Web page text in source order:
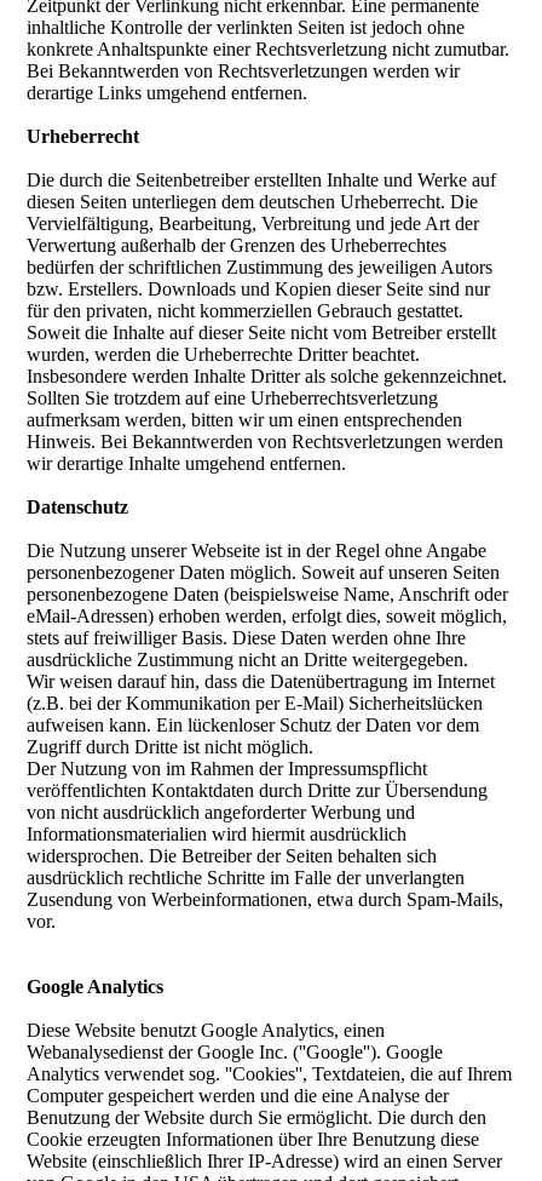
Zeitpunkt der Verlinkung nicht erkennbar. Eine permanente
inhaltliche Kontrolle der verlinkten Seiten ist jedoch ohne
konkrete Anhaltspunkte einer Rechtsverletzung nicht zumutbar.
Bei Bekanntwerden von Rechtsverletzungen werden wir
derartige Links umgehend entfernen.
Urheberrecht
Die durch die Seitenbetreiber erstellten Inhalte und Werke auf
diesen Seiten unterliegen dem deutschen Urheberrecht. Die
Vervielfältigung, Bearbeitung, Verbreitung und jede Art der
Verwertung außerhalb der Grenzen des Urheberrechtes
bedürfen der schriftlichen Zustimmung des jeweiligen Autors
bzw. Erstellers. Downloads und Kopien dieser Seite sind nur
für den privaten, nicht kommerziellen Gebrauch gestattet.
Soweit die Inhalte auf dieser Seite nicht vom Betreiber erstellt
wurden, werden die Urheberrechte Dritter beachtet.
Insbesondere werden Inhalte Dritter als solche gekennzeichnet.
Sollten Sie trotzdem auf eine Urheberrechtsverletzung
aufmerksam werden, bitten wir um einen entsprechenden
Hinweis. Bei Bekanntwerden von Rechtsverletzungen werden
wir derartige Inhalte umgehend entfernen.
Datenschutz
Die Nutzung unserer Webseite ist in der Regel ohne Angabe
personenbezogener Daten möglich. Soweit auf unseren Seiten
personenbezogene Daten (beispielsweise Name, Anschrift oder
eMail-Adressen) erhoben werden, erfolgt dies, soweit möglich,
stets auf freiwilliger Basis. Diese Daten werden ohne Ihre
ausdrückliche Zustimmung nicht an Dritte weitergegeben.
Wir weisen darauf hin, dass die Datenübertragung im Internet
(z.B. bei der Kommunikation per E-Mail) Sicherheitslücken
aufweisen kann. Ein lückenloser Schutz der Daten vor dem
Zugriff durch Dritte ist nicht möglich.
Der Nutzung von im Rahmen der Impressumspflicht
veröffentlichten Kontaktdaten durch Dritte zur Übersendung
von nicht ausdrücklich angeforderter Werbung und
Informationsmaterialien wird hiermit ausdrücklich
widersprochen. Die Betreiber der Seiten behalten sich
ausdrücklich rechtliche Schritte im Falle der unverlangten
Zusendung von Werbeinformationen, etwa durch Spam-Mails,
vor.
Google Analytics
Diese Website benutzt Google Analytics, einen
Webanalysedienst der Google Inc. (''Google''). Google
Analytics verwendet sog. ''Cookies'', Textdateien, die auf Ihrem
Computer gespeichert werden und die eine Analyse der
Benutzung der Website durch Sie ermöglicht. Die durch den
Cookie erzeugten Informationen über Ihre Benutzung diese
Website (einschließlich Ihrer IP-Adresse) wird an einen Server